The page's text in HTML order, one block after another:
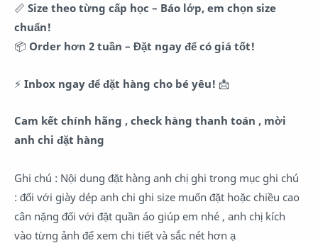
📏 Size theo từng cấp học – Báo lớp, em chọn size
chuẩn!
📦 Order hơn 2 tuần – Đặt ngay để có giá tốt!
⚡ Inbox ngay để đặt hàng cho bé yêu! 📩
Cam kết chính hãng , check hàng thanh toán , mời
anh chi đặt hàng
Ghi chú : Nội dung đặt hàng anh chị ghi trong mục ghi chú
: đối với giày dép anh chi ghi size muốn đặt hoặc chiều cao
cân nặng đối với đặt quần áo giúp em nhé , anh chị kích
vào từng ảnh để xem chi tiết và sắc nét hơn ạ